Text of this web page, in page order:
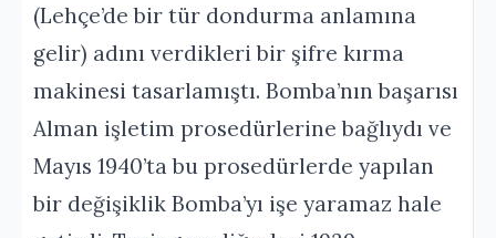
(Lehçe’de bir tür dondurma anlamına
gelir) adını verdikleri bir şifre kırma
makinesi tasarlamıştı. Bomba’nın başarısı
Alman işletim prosedürlerine bağlıydı ve
Mayıs 1940’ta bu prosedürlerde yapılan
bir değişiklik Bomba’yı işe yaramaz hale